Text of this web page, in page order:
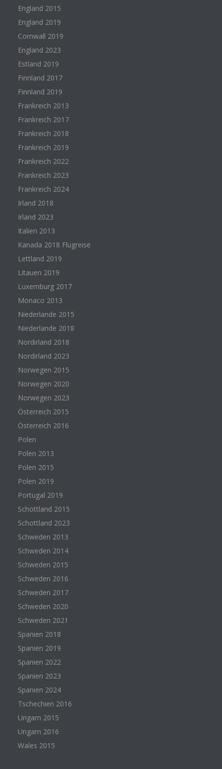
England 2015
England 2019
Cornwall 2019
England 2023
Estland 2019
Finnland 2017
Finnland 2019
Frankreich 2013
Frankreich 2017
Frankreich 2018
Frankreich 2019
Frankreich 2022
Frankreich 2023
Frankreich 2024
Irland 2018
Irland 2023
Italien 2013
Kanada 2018 Flugreise
Lettland 2019
Litauen 2019
Luxemburg 2017
Monaco 2013
Niederlande 2015
Niederlande 2018
Nordirland 2018
Nordirland 2023
Norwegen 2015
Norwegen 2020
Norwegen 2023
Österreich 2015
Österreich 2016
Polen
Polen 2013
Polen 2015
Polen 2019
Portugal 2019
Schottland 2015
Schottland 2023
Schweden 2013
Schweden 2014
Schweden 2015
Schweden 2016
Schweden 2017
Schweden 2020
Schweden 2021
Spanien 2018
Spanien 2019
Spanien 2022
Spanien 2023
Spanien 2024
Tschechien 2016
Ungarn 2015
Ungarn 2016
Wales 2015